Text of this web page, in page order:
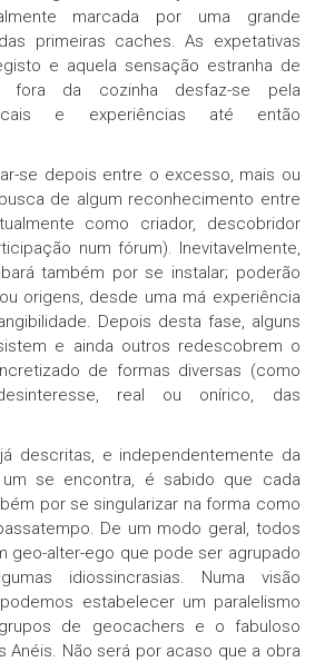
marcada por uma grande
primeiras caches. As expetativas
e aquela sensação estranha de
fora da cozinha desfaz-se pela
e experiências até então
se depois entre o excesso, mais ou
de algum reconhecimento entre
como criador, descobridor
num fórum). Inevitavelmente,
também por se instalar; poderão
origens, desde uma má experiência
Depois desta fase, alguns
e ainda outros redescobrem o
de formas diversas (como
real ou onírico, das
descritas, e independentemente da
se encontra, é sabido que cada
por se singularizar na forma como
De um modo geral, todos
geo-alter-ego que pode ser agrupado
idiossincrasias. Numa visão
estabelecer um paralelismo
de geocachers e o fabuloso
Anéis. Não será por acaso que a obra